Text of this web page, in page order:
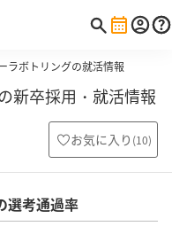
ラボトリングの就活情報
新卒採用・就活情報
お気に入り (10)
選考通過率